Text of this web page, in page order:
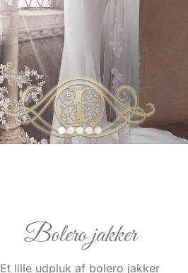
Bolero jakker
Et lille udpluk af bolero jakker